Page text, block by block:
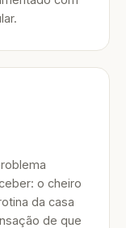
o cheiro
da casa
de que